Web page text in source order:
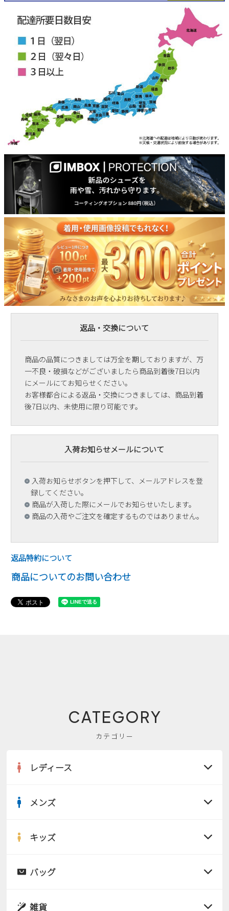
返品・交換について
商品の品質につきましては万全を期しておりますが、万
一不良・破損などがございましたら商品到着後7日以内
にメールにてお知らせください。
お客様都合による返品・交換につきましては、商品到着
後7日以内、未使用に限り可能です。
入荷お知らせメールについて
入荷お知らせボタンを押下して、メールアドレスを登
録してください。
商品が入荷した際にメールでお知らせいたします。
商品の入荷やご注文を確定するものではありません。
返品特約について
商品についてのお問い合わせ
CATEGORY
カテゴリー
レディース
サンダル
メンズ
サンダル
キッズ
サンダル
バッグ
雑貨